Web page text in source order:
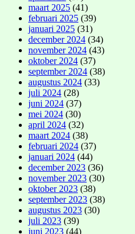
maart 2025 (41)
februari 2025 (39)
januari 2025 (31)
december 2024 (34)
november 2024 (43)
oktober 2024 (37)
september 2024 (38)
augustus 2024 (33)
juli 2024 (28)
juni 2024 (37)
mei 2024 (30)
april 2024 (32)
maart 2024 (38)
februari 2024 (37)
januari 2024 (44)
december 2023 (36)
november 2023 (30)
oktober 2023 (38)
september 2023 (38)
augustus 2023 (30)
juli 2023 (39)
juni 2023 (44)